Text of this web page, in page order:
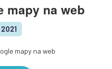
mapy na web
mapy na web